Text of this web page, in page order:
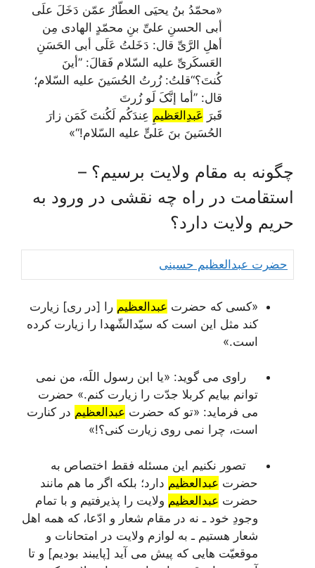
«محمّدُ بنُ یحیَی العطّارُ عمّن دَخَلَ علَی
أبی الحسنِ علیِّ بنِ محمّدٍ الهادی مِن
أهلِ الرَّیِّ قال: دَخَلتُ عَلَی أبی الحَسَنِ
العَسکَریِّ علیه السّلام فَقالَ: ”أینَ
کُنتَ؟“قلتُ: زُرتُ الحُسَینَ علیه السّلام؛
قال: ”أما إنَّکَ لَو زُرتَ
قَبرَ عَبدِالعَظیمِ عِندَکُم لَکُنتَ کَمَن زارَ
الحُسَینَ بنَ عَلیٍّ علیه السّلام!“»
چگونه به مقام ولایت برسیم؟ –
استقامت در راه چه نقشی در ورود به
حریم ولایت دارد؟
حضرت عبدالعظیم حسینی
«کسی که حضرت عبدالعظیم را [در ری] زیارت
کند مثل این است که سیّدالشّهدا را زیارت کرده
است.»
راوی می گوید: «یا ابن رسول اللَه، من نمی
توانم بیایم کربلا جدّت را زیارت کنم.» حضرت
می فرماید: «تو که حضرت عبدالعظیم در کنارت
است، چرا نمی روی زیارت کنی؟!»
تصور نکنیم این مسئله فقط اختصاص به
حضرت عبدالعظیم دارد؛ بلکه اگر ما هم مانند
حضرت عبدالعظیم ولایت را پذیرفتیم و با تمام
وجودِ خود ـ نه در مقام شعار و ادّعا، که همه اهل
شعار هستیم ـ به لوازم ولایت در امتحانات و
موقعیّت هایی که پیش می آید [پایبند بودیم] و تا